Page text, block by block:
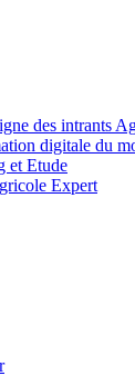
des intrants
digitale du
et Etude
Expert